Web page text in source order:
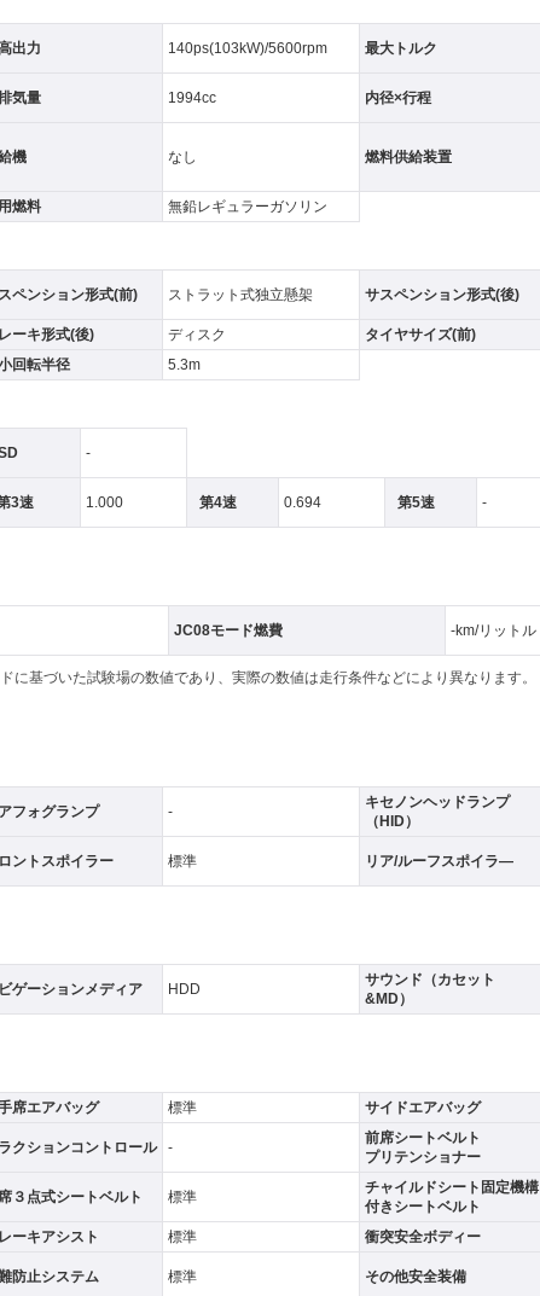
出力 140ps(103kW)/5600rpm 最大トルク
気量 1994cc 内径×行程
機 なし 燃料供給装置
燃料 無鉛レギュラーガソリン
ペンション形式(前) ストラット式独立懸架 サスペンション形式(後)
ーキ形式(後) ディスク タイヤサイズ(前)
回転半径 5.3m
-
3速 1.000 第4速 0.694 第5速 -
JC08モード燃費 -km/リットル
基づいた試験場の数値であり、実際の数値は走行条件などにより異なります。
フォグランプ -
キセノンヘッドランプ
（HID）
ントスポイラー 標準 リア/ルーフスポイラ―
ゲーションメディア HDD
サウンド（カセット
&MD）
席エアバッグ 標準 サイドエアバッグ
ラクションコントロール -
前席シートベルト
プリテンショナー
３点式シートベルト 標準
チャイルドシート固定機構
付きシートベルト
ーキアシスト 標準 衝突安全ボディー
防止システム 標準 その他安全装備